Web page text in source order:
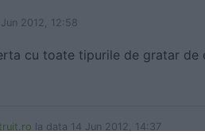
2012, 12:58
cu toate tipurile de gratar de
la data 14 Jun 2012, 14:37